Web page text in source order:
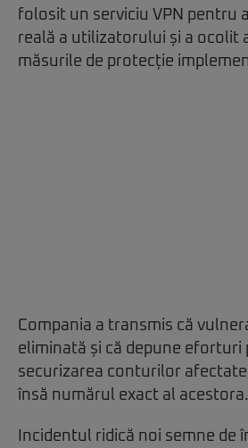
folosit un serviciu VPN pentru
reală a utilizatorului și a ocolit
măsurile de protecție
Compania a transmis că
eliminată și că depune eforturi
securizarea conturilor
însă numărul exact al acestora.
Incidentul ridică noi semne de